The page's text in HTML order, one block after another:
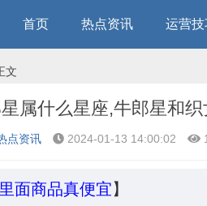
首页 热点资讯 运营技
文
属什么星座,牛郎星和
点资讯 2024-01-13 14:00:02
里面商品真便宜】